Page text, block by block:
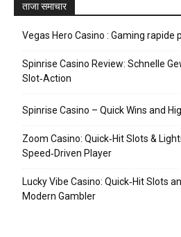
ताजा समाचार
Vegas Hero Casino : Gaming rapide
Spinrise Casino Review: Schnelle
Slot‑Action
Spinrise Casino – Quick Wins and
Zoom Casino: Quick‑Hit Slots &
Speed‑Driven Player
Lucky Vibe Casino: Quick‑Hit Slots
Modern Gambler